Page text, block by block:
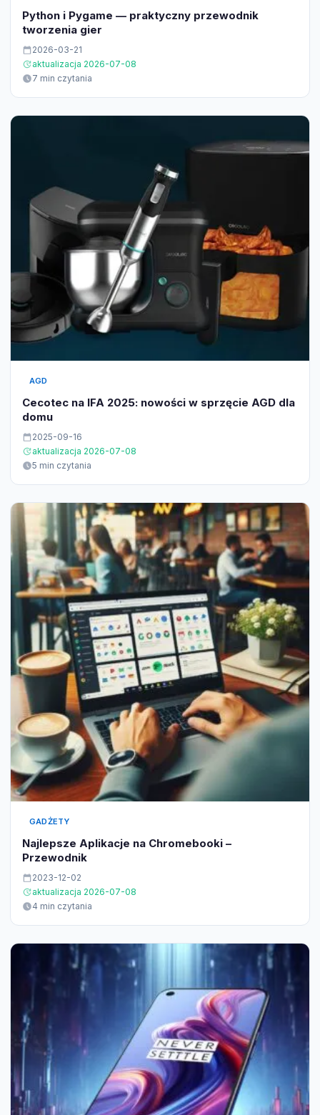
Python i Pygame — praktyczny przewodnik
tworzenia gier
2026-03-21
aktualizacja 2026-07-08
7 min czytania
AGD
Cecotec na IFA 2025: nowości w sprzęcie AGD dla
domu
2025-09-16
aktualizacja 2026-07-08
5 min czytania
GADŻETY
Najlepsze Aplikacje na Chromebooki –
Przewodnik
2023-12-02
aktualizacja 2026-07-08
4 min czytania